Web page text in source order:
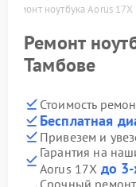
Ремонт ноутбука Aorus
Ремонт
Тамбове
Стоимость
Бесплатная
Привезем и
Гарантия на
Aorus 17X до 3-